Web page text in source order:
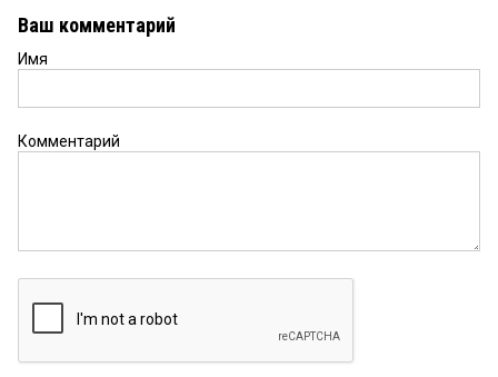
Ваш комментарий
Имя
Комментарий